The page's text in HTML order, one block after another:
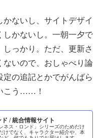
ないし、サイトデザイ
しかないし。一朝一夕で
っかり。ただ、更新さ
ないので、おしゃべり論
の追記とかでがんばら
こう……！
/ 統合情報サイト
ネス・ロンド」シリーズのためだけ
けでなく、キャラクター紹介や、本